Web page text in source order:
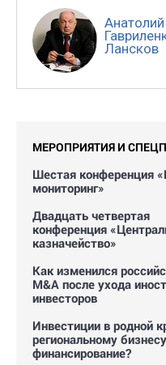
Анатолий
Лансков
МЕРОПРИЯТИЯ И
Шестая конференция
мониторинг»
Двадцать четвертая
конференция
казначейство»
Как изменился
M&A после ухода
инвесторов
Инвестиции в родной
региональному
финансирование?